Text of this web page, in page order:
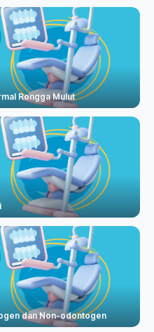
Rongga Mulut
dan Non-odontogen